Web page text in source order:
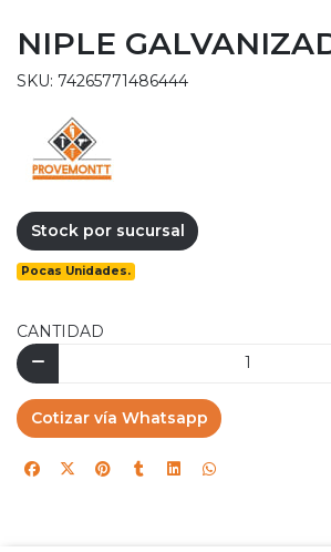
NIPLE
SKU: 74265771486444
Stock por sucursal
Pocas Unidades.
CANTIDAD
Cotizar vía Whatsapp